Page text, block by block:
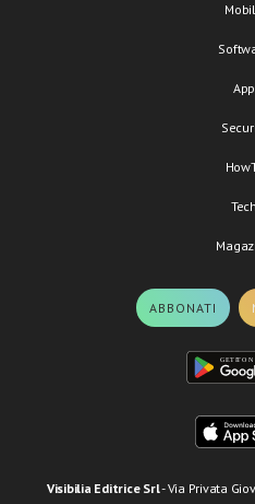
App
Tech
ABBONATI
Visibilia Editrice Srl- Via Privata